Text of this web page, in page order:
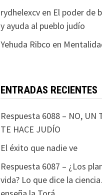
rydhelexcven El poder de
y ayuda al pueblo judío
Yehuda Ribco en
ENTRADAS RECIENTES
Respuesta 6088 – NO, UN
TE HACE JUDÍO
El éxito que nadie ve
Respuesta 6087 – ¿Los
vida? Lo que dice la